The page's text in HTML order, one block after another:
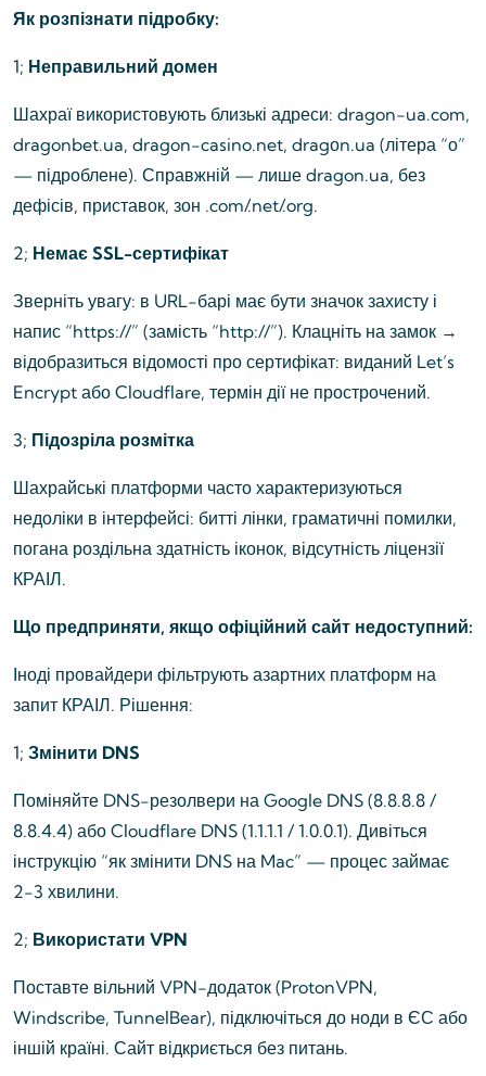
Як розпізнати підробку:
1; Неправильний домен
Шахраї використовують близькі адреси: dragon-ua.com,
dragonbet.ua, dragon-casino.net, dragоn.ua (літера “о”
— підроблене). Справжній — лише dragon.ua, без
дефісів, приставок, зон .com/.net/.org.
2; Немає SSL-сертифікат
Зверніть увагу: в URL-барі має бути значок захисту і
напис “https://” (замість “http://”). Клацніть на замок →
відобразиться відомості про сертифікат: виданий Let’s
Encrypt або Cloudflare, термін дії не прострочений.
3; Підозріла розмітка
Шахрайські платформи часто характеризуються
недоліки в інтерфейсі: битті лінки, граматичні помилки,
погана роздільна здатність іконок, відсутність ліцензії
КРАІЛ.
Що предприняти, якщо офіційний сайт недоступний:
Іноді провайдери фільтрують азартних платформ на
запит КРАІЛ. Рішення:
1; Змінити DNS
Поміняйте DNS-резолвери на Google DNS (8.8.8.8 /
8.8.4.4) або Cloudflare DNS (1.1.1.1 / 1.0.0.1). Дивіться
інструкцію “як змінити DNS на Mac” — процес займає
2-3 хвилини.
2; Використати VPN
Поставте вільний VPN-додаток (ProtonVPN,
Windscribe, TunnelBear), підключіться до ноди в ЄС або
іншій країні. Сайт відкриється без питань.